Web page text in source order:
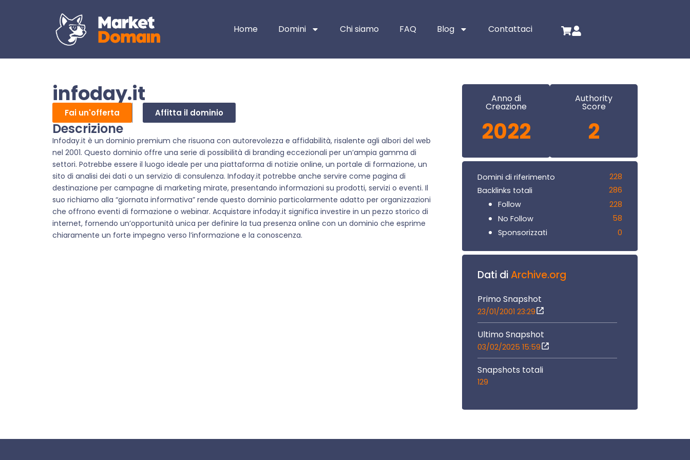
Home Domini Chi siamo FAQ Blog Contattaci
infoday.it
Fai un'offerta Affitta il dominio
Descrizione
Infoday.it è un dominio premium che risuona con autorevolezza e affidabilità, risalente agli albori del web
nel 2001. Questo dominio offre una serie di possibilità di branding eccezionali per un’ampia gamma di
settori. Potrebbe essere il luogo ideale per una piattaforma di notizie online, un portale di formazione, un
sito di analisi dei dati o un servizio di consulenza. Infoday.it potrebbe anche servire come pagina di
destinazione per campagne di marketing mirate, presentando informazioni su prodotti, servizi o eventi. Il
suo richiamo alla “giornata informativa” rende questo dominio particolarmente adatto per organizzazioni
che offrono eventi di formazione o webinar. Acquistare infoday.it significa investire in un pezzo storico di
internet, fornendo un’opportunità unica per definire la tua presenza online con un dominio che esprime
chiaramente un forte impegno verso l’informazione e la conoscenza.
Anno di
Creazione
2022
Authority
Score
2
Domini di riferimento
228
Backlinks totali
286
Follow
228
No Follow
58
Sponsorizzati
0
Dati diArchive.org
Primo Snapshot
23/01/2001 23:29
Ultimo Snapshot
03/02/2025 15:59
Snapshots totali
129